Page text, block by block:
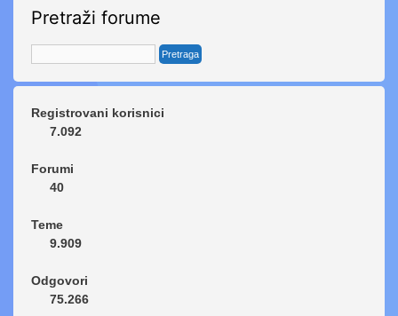
Pretraži forume
Registrovani korisnici
7.092
Forumi
40
Teme
9.909
Odgovori
75.266